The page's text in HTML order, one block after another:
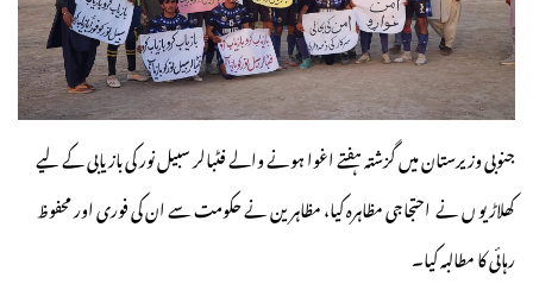
جنوبی وزیرستان میں گزشتہ ہفتے اغوا ہونے والے فٹبالر سبیل نور کی بازیابی کے لیے
کھلاڑیو ں نے احتجاجی مظاہرہ کیا، مظاہرین نے حکومت سے ان کی فوری اور محفوظ
رہائی کا مطالبہ کیا۔